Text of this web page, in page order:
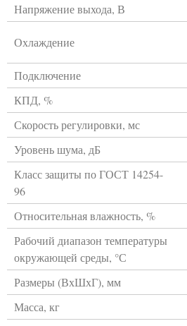
Напряжение выхода, В
Охлаждение
Подключение
КПД, %
Скорость регулировки, мс
Уровень шума, дБ
Класс защиты по ГОСТ 14254-
96
Относительная влажность, %
Рабочий диапазон температуры
окружающей среды, °С
Размеры (ВхШхГ), мм
Масса, кг